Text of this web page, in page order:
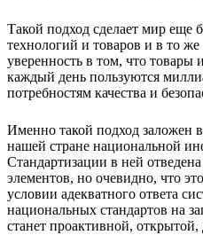
Такой подход сделает мир еще
технологий и товаров и в то
уверенность в том, что товары
каждый день пользуются
потребностям качества и
Именно такой подход заложен
нашей стране национальной
Стандартизации в ней
элементов, но очевидно, что
условии адекватного ответа
национальных стандартов на
станет проактивной,